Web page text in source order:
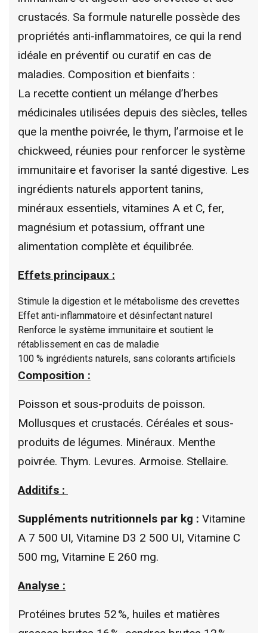
crustacés. Sa formule naturelle possède des
propriétés anti-inflammatoires, ce qui la rend
idéale en préventif ou curatif en cas de
maladies. Composition et bienfaits :
La recette contient un mélange d’herbes
médicinales utilisées depuis des siècles, telles
que la menthe poivrée, le thym, l’armoise et le
chickweed, réunies pour renforcer le système
immunitaire et favoriser la santé digestive. Les
ingrédients naturels apportent tanins,
minéraux essentiels, vitamines A et C, fer,
magnésium et potassium, offrant une
alimentation complète et équilibrée.
Effets principaux :
Stimule la digestion et le métabolisme des crevettes
Effet anti-inflammatoire et désinfectant naturel
Renforce le système immunitaire et soutient le
rétablissement en cas de maladie
100 % ingrédients naturels, sans colorants artificiels
Composition :
Poisson et sous-produits de poisson.
Mollusques et crustacés. Céréales et sous-
produits de légumes. Minéraux. Menthe
poivrée. Thym. Levures. Armoise. Stellaire.
Additifs :
Suppléments nutritionnels par kg : Vitamine
A 7 500 UI, Vitamine D3 2 500 UI, Vitamine C
500 mg, Vitamine E 260 mg.
Analyse :
Protéines brutes 52 %, huiles et matières